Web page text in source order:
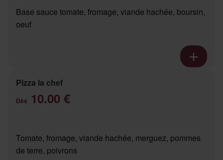
Base sauce tomate, fromage, viande hachée, boursin,
oeuf
Pizza la chef
Dès 10.00 €
Tomate, fromage, viande hachée, merguez, pommes
de terre, poivrons